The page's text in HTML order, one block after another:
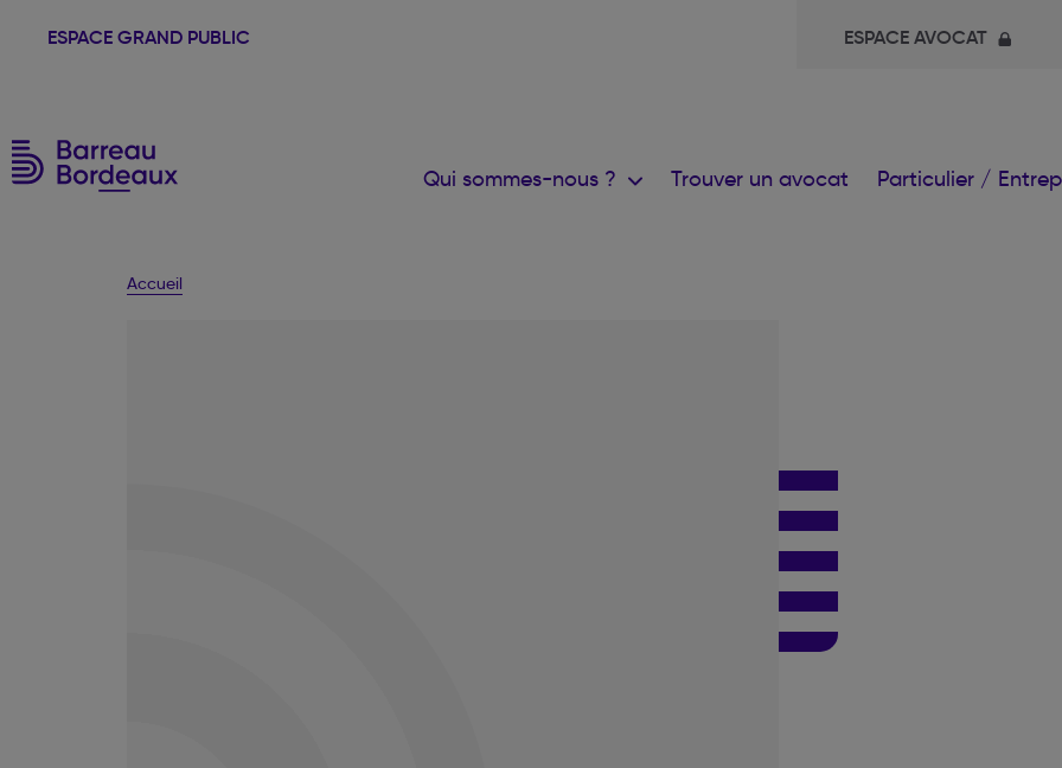
ESPACE GRAND PUBLIC ESPACE AVOCAT
Qui sommes-nous ? Trouver un avocat Particulier /
Accueil